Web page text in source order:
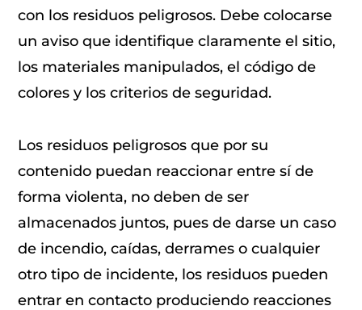
con los residuos peligrosos. Debe colocarse
un aviso que identifique claramente el sitio,
los materiales manipulados, el código de
colores y los criterios de seguridad.
Los residuos peligrosos que por su
contenido puedan reaccionar entre sí de
forma violenta, no deben de ser
almacenados juntos, pues de darse un caso
de incendio, caídas, derrames o cualquier
otro tipo de incidente, los residuos pueden
entrar en contacto produciendo reacciones